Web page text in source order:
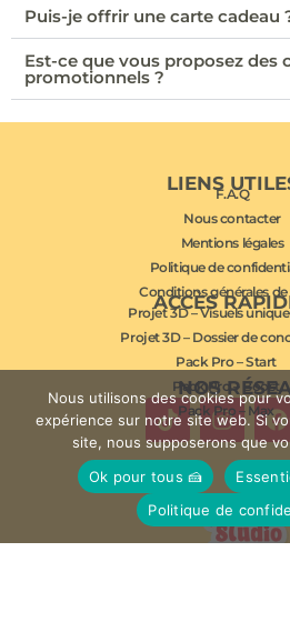
Puis-je offrir une carte cadeau
Est-ce que vous proposez des
promotionnels ?
NOS
ACCÈS
Projet 3D – Visuels
Projet 3D – Dossier de
Pack Pro – Start
Pack Pro – Boost
Pack Pro – Max
LIENSF.A.Q
Nous contacter
Mentions légales
Politique de
Conditions générales
Nous utilisons des cookies pour
expérience sur notre site web. Si
site, nous supposerons que
Ok pour tous 🍰
Politique de